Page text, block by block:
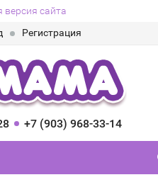
версия сайта
Регистрация
+7 (903) 968-33-14